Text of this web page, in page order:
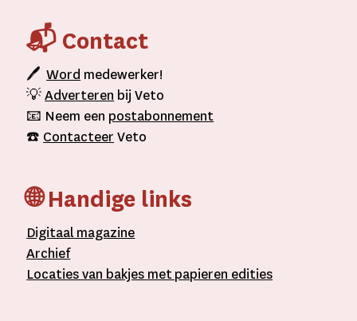
📬 Contact
🖊Word medewerker!
💡Adverteren bij Veto
📧 Neem een postabonnement
☎️ Contacteer Veto
🌐 Handige links
Digitaal magazine
Archief
Locaties van bakjes metpapieren edities